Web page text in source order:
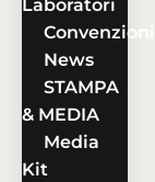
Laboratori
Convenzioni
News
STAMPA
& MEDIA
Media
Kit